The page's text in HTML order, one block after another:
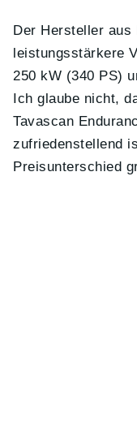
Der Hersteller aus
leistungsstärkere
250 kW (340 PS)
Ich glaube nicht,
Tavascan
zufriedenstellend
Preisunterschied